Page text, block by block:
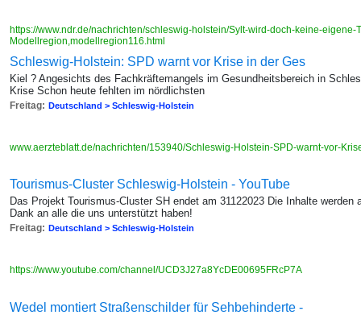
https://www.ndr.de/nachrichten/schleswig-holstein/Sylt-wird-doch-keine-eigene-
Modellregion,modellregion116.html
Schleswig-Holstein: SPD warnt vor Krise in der Ges
Kiel ? Angesichts des Fachkräftemangels im Gesundheitsbereich in
Krise Schon heute fehlten im nördlichsten
Freitag: Deutschland > Schleswig-Holstein
www.aerzteblatt.de/nachrichten/153940/Schleswig-Holstein-SPD-warnt-vor-
Tourismus-Cluster Schleswig-Holstein - YouTube
Das Projekt Tourismus-Cluster SH endet am 31122023 Die Inhalte
Dank an alle die uns unterstützt haben!
Freitag: Deutschland > Schleswig-Holstein
https://www.youtube.com/channel/UCD3J27a8YcDE00695FRcP7A
Wedel montiert Straßenschilder für Sehbehinderte -